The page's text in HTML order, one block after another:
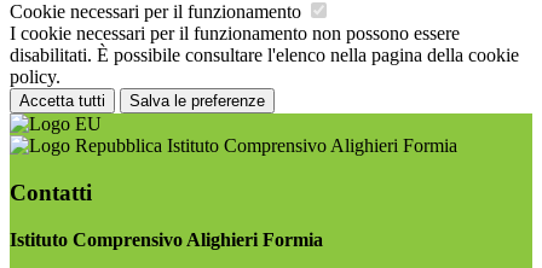
Cookie necessari per il funzionamento
I cookie necessari per il funzionamento non possono essere
disabilitati. È possibile consultare l'elenco nella pagina della cookie
policy.
Accetta tutti Salva le preferenze
Istituto Comprensivo Alighieri Formia
Contatti
Istituto Comprensivo Alighieri Formia